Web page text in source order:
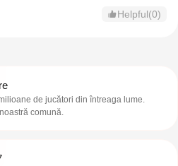
Helpful(0)
de jucători din întreaga lume.
comună.